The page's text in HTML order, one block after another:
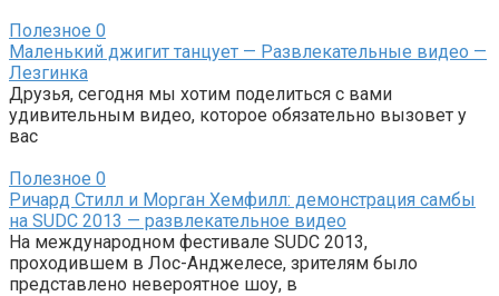
Полезное 0
Маленький джигит танцует — Развлекательные видео —
Лезгинка
Друзья, сегодня мы хотим поделиться с вами
удивительным видео, которое обязательно вызовет у
вас
Полезное 0
Ричард Стилл и Морган Хемфилл: демонстрация самбы
на SUDC 2013 — развлекательное видео
На международном фестивале SUDC 2013,
проходившем в Лос-Анджелесе, зрителям было
представлено невероятное шоу, в